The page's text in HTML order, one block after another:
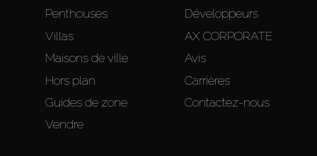
Penthouses
Villas
Maisons de ville
Hors plan
Guides de zone
Vendre
Développeurs
AX CORPORATE
Avis
Carrières
Contactez-nous